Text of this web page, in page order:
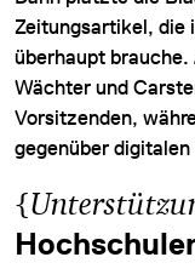
Zeitungsartikel, die
überhaupt
Wächter und
Vorsitzenden,
gegenüber
{